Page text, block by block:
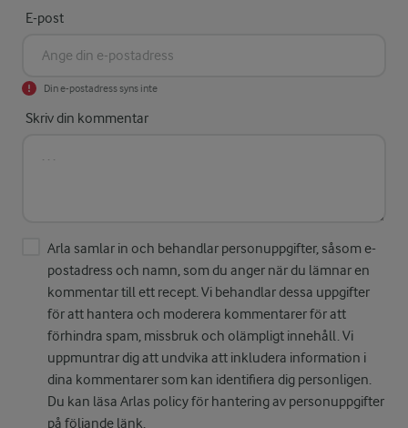
E-post
Din e-postadress syns inte
Skriv din kommentar
Arla samlar in och behandlar personuppgifter, såsom e-
postadress och namn, som du anger när du lämnar en
kommentar till ett recept. Vi behandlar dessa uppgifter
för att hantera och moderera kommentarer för att
förhindra spam, missbruk och olämpligt innehåll. Vi
uppmuntrar dig att undvika att inkludera information i
dina kommentarer som kan identifiera dig personligen.
Du kan läsa Arlas policy för hantering av personuppgifter
på följande länk.